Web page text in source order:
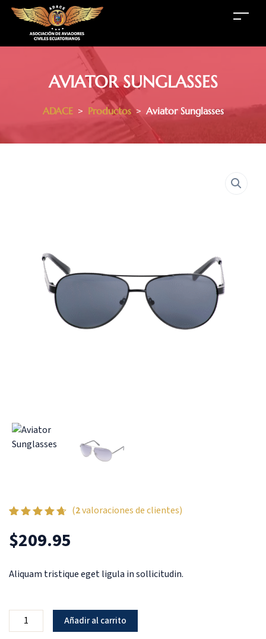
AVIATOR SUNGLASSES
ADACE > Productos > Aviator Sunglasses
4.50sobre
5 basado
de clientes
(2valoraciones de clientes)
$209.95
Aliquam tristique eget ligula in sollicitudin.
Añadir al carrito